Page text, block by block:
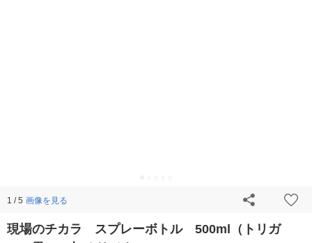
1 / 5 画像を見る
現場のチカラ スプレーボトル 500ml（トリガ